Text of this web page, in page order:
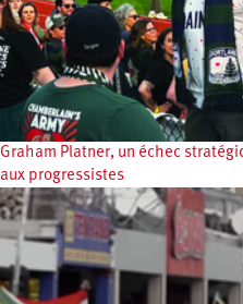
Graham Platner, un échec
aux progressistes